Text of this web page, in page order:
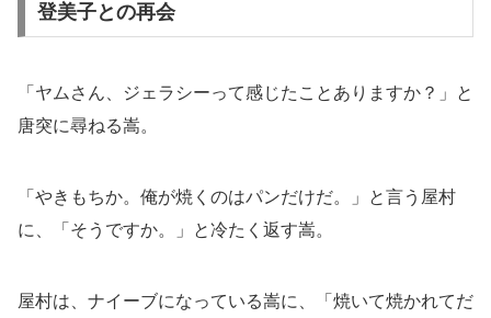
登美子との再会
「ヤムさん、ジェラシーって感じたことありますか？」と
唐突に尋ねる嵩。
「やきもちか。俺が焼くのはパンだけだ。」と言う屋村
に、「そうですか。」と冷たく返す嵩。
屋村は、ナイーブになっている嵩に、「焼いて焼かれてだ